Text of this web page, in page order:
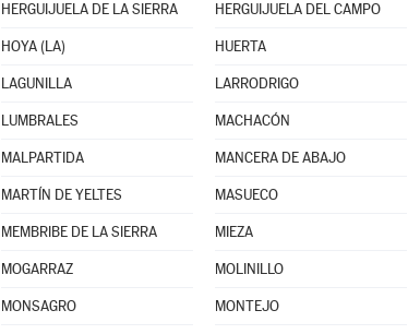
HERGUIJUELA DE LA SIERRA HERGUIJUELA DEL CAMPO
HOYA (LA) HUERTA
LAGUNILLA LARRODRIGO
LUMBRALES MACHACÓN
MALPARTIDA MANCERA DE ABAJO
MARTÍN DE YELTES MASUECO
MEMBRIBE DE LA SIERRA MIEZA
MOGARRAZ MOLINILLO
MONSAGRO MONTEJO